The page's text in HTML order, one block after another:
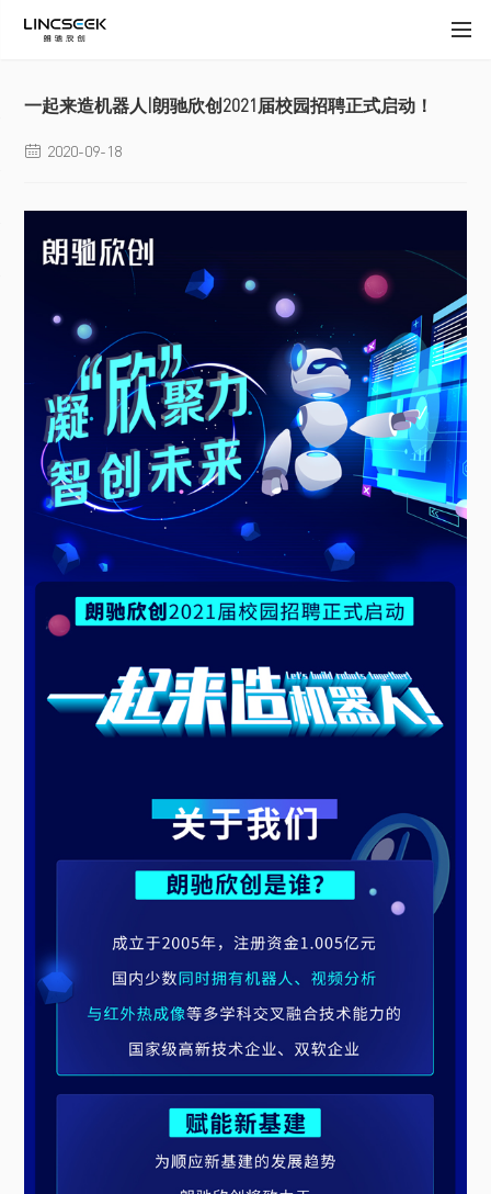
一起来造机器人|朗驰欣创2021届校园招聘正式启动！
 2020-09-18